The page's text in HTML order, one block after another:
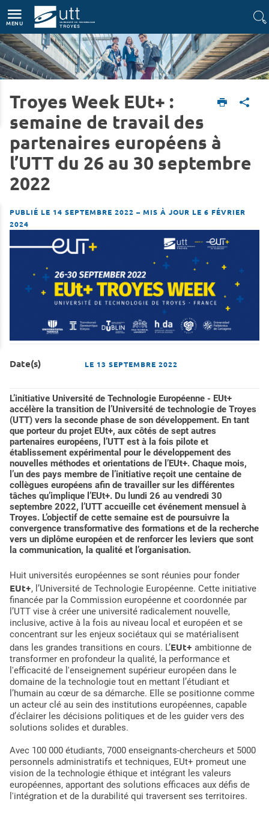
MENU
Accueil L'UTT Actualités
Troyes Week EUt+ :
semaine de travail des
partenaires européens à
l’UTT du 26 au 30 septembre
2022
PUBLIÉ LE 14 SEPTEMBRE 2022 – MIS À JOUR LE 6 FÉVRIER
2024
Date(s) LE 13 SEPTEMBRE 2022
L’initiative Université de Technologie Européenne - EUt+
accélère la transition de l’Université de technologie de Troyes
(UTT) vers la seconde phase de son développement. En tant
que porteur du projet EUt+, aux côtés de sept autres
partenaires européens, l’UTT est à la fois pilote et
établissement expérimental pour le développement des
nouvelles méthodes et orientations de l’EUt+. Chaque mois,
l’un des pays membre de l’initiative reçoit une centaine de
collègues européens afin de travailler sur les différentes
tâches qu’implique l’EUt+. Du lundi 26 au vendredi 30
septembre 2022, l’UTT accueille cet événement mensuel à
Troyes. L’objectif de cette semaine est de poursuivre la
convergence transformative des formations et de la recherche
vers un diplôme européen et de renforcer les leviers que sont
la communication, la qualité et l’organisation.
Huit universités européennes se sont réunies pour fonder
EUt+, l’Université de Technologie Européenne. Cette initiative
financée par la Commission européenne et coordonnée par
l’UTT vise à créer une université radicalement nouvelle,
inclusive, active à la fois au niveau local et européen et se
concentrant sur les enjeux sociétaux qui se matérialisent
dans les grandes transitions en cours. L’EUt+ ambitionne de
transformer en profondeur la qualité, la performance et
l'efficacité de l'enseignement supérieur européen dans le
domaine de la technologie tout en mettant l’étudiant et
l’humain au cœur de sa démarche. Elle se positionne comme
un acteur clé au sein des institutions européennes, capable
d’éclairer les décisions politiques et de les guider vers des
solutions solides et durables.
Avec 100 000 étudiants, 7000 enseignants-chercheurs et 5000
personnels administratifs et techniques, EUt+ promeut une
vision de la technologie éthique et intégrant les valeurs
européennes, apportant des solutions efficaces aux défis de
l'intégration et de la durabilité qui traversent ses territoires.